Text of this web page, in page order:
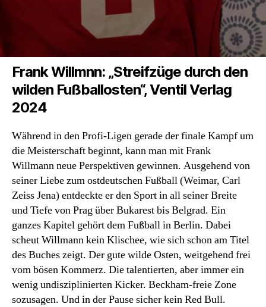
Frank Willmnn: „Streifzüge durch den
wilden Fußballosten“, Ventil Verlag
2024
Während in den Profi-Ligen gerade der finale Kampf um
die Meisterschaft beginnt, kann man mit Frank
Willmann neue Perspektiven gewinnen. Ausgehend von
seiner Liebe zum ostdeutschen Fußball (Weimar, Carl
Zeiss Jena) entdeckte er den Sport in all seiner Breite
und Tiefe von Prag über Bukarest bis Belgrad. Ein
ganzes Kapitel gehört dem Fußball in Berlin. Dabei
scheut Willmann kein Klischee, wie sich schon am Titel
des Buches zeigt. Der gute wilde Osten, weitgehend frei
vom bösen Kommerz. Die talentierten, aber immer ein
wenig undisziplinierten Kicker. Beckham-freie Zone
sozusagen. Und in der Pause sicher kein Red Bull.